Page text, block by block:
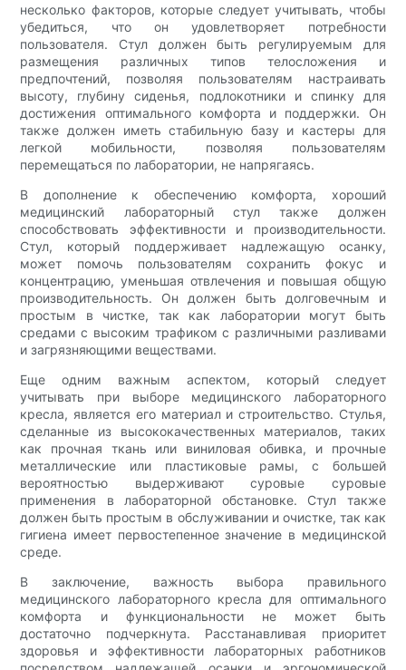
несколько факторов, которые следует учитывать, чтобы
убедиться, что он удовлетворяет потребности
пользователя. Стул должен быть регулируемым для
размещения различных типов телосложения и
предпочтений, позволяя пользователям настраивать
высоту, глубину сиденья, подлокотники и спинку для
достижения оптимального комфорта и поддержки. Он
также должен иметь стабильную базу и кастеры для
легкой мобильности, позволяя пользователям
перемещаться по лаборатории, не напрягаясь.
В дополнение к обеспечению комфорта, хороший
медицинский лабораторный стул также должен
способствовать эффективности и производительности.
Стул, который поддерживает надлежащую осанку,
может помочь пользователям сохранить фокус и
концентрацию, уменьшая отвлечения и повышая общую
производительность. Он должен быть долговечным и
простым в чистке, так как лаборатории могут быть
средами с высоким трафиком с различными разливами
и загрязняющими веществами.
Еще одним важным аспектом, который следует
учитывать при выборе медицинского лабораторного
кресла, является его материал и строительство. Стулья,
сделанные из высококачественных материалов, таких
как прочная ткань или виниловая обивка, и прочные
металлические или пластиковые рамы, с большей
вероятностью выдерживают суровые суровые
применения в лабораторной обстановке. Стул также
должен быть простым в обслуживании и очистке, так как
гигиена имеет первостепенное значение в медицинской
среде.
В заключение, важность выбора правильного
медицинского лабораторного кресла для оптимального
комфорта и функциональности не может быть
достаточно подчеркнута. Расстанавливая приоритет
здоровья и эффективности лабораторных работников